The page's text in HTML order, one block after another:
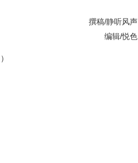
撰稿/静听风声
编辑/悦色